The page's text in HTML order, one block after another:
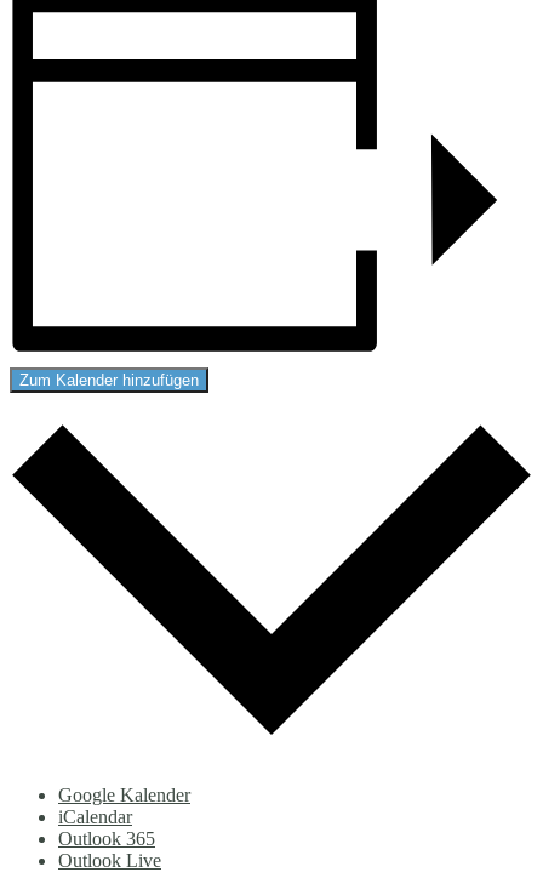
Zum Kalender hinzufügen
Google Kalender
iCalendar
Outlook 365
Outlook Live